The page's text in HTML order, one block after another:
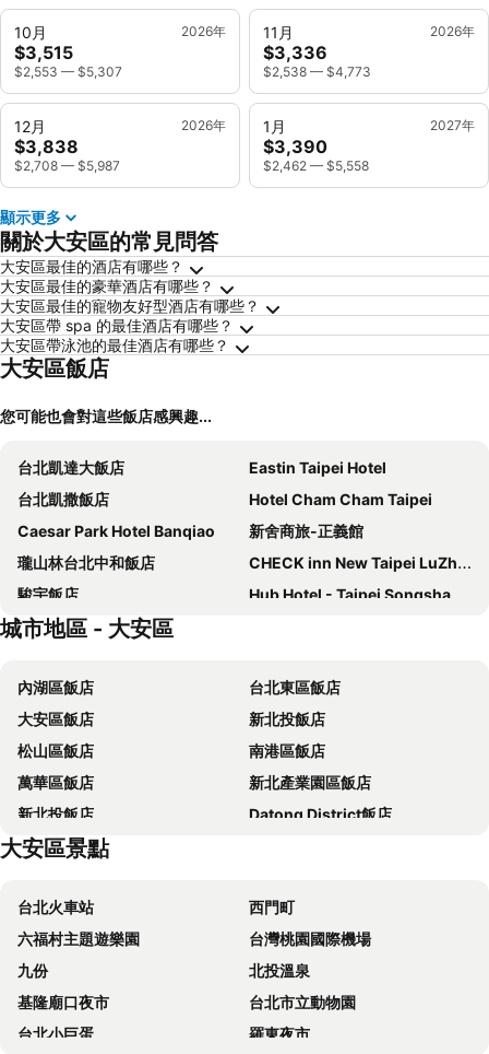
10月 2026年
$3,515
$2,553 — $5,307
11月 2026年
$3,336
$2,538 — $4,773
12月 2026年
$3,838
$2,708 — $5,987
1月 2027年
$3,390
$2,462 — $5,558
顯示更多
關於大安區的常見問答
大安區最佳的酒店有哪些？
大安區最佳的豪華酒店有哪些？
大安區最佳的寵物友好型酒店有哪些？
大安區帶 spa 的最佳酒店有哪些？
大安區帶泳池的最佳酒店有哪些？
大安區飯店
您可能也會對這些飯店感興趣...
台北凱達大飯店
Eastin Taipei Hotel
台北凱撒飯店
Hotel Cham Cham Taipei
Caesar Park Hotel Banqiao
新舍商旅-正義館
瓏山林台北中和飯店
CHECK inn New Taipei LuZhou
駿宇飯店
Hub Hotel - Taipei Songshan Airport
The Grand Hotel
Xi Ke Hotel - Sanchong Branch
Miramar Garden Taipei
富裕自由商旅 - 忠孝館
柯達大飯店台北一店
FX Hotel Taipei Nanjing East Road Branch
Hotel Fun - Linsen
Yidear Hotel
麗京棧酒店
CHIENTAN Youth Hotel
台北天成大飯店
Mayer Inn
Beauty Hotels Taipei - Hotel Bchic
Finders Hotel
梅樓商務驛站
首都大飯店 - 松山館
Brother Hotel
Formosa 101 Taipei Main Branch
Hotel Gracery Taipei
台北西門窩
成旅晶贊飯店‧台北蘆洲
Just Palace
城市地區 - 大安區
內湖區飯店
台北東區飯店
大安區飯店
新北投飯店
松山區飯店
南港區飯店
萬華區飯店
新北產業園區飯店
新北投飯店
Datong District飯店
大安區景點
台北火車站
西門町
六福村主題遊樂園
台灣桃園國際機場
九份
北投溫泉
基隆廟口夜市
台北市立動物園
台北小巨蛋
羅東夜市